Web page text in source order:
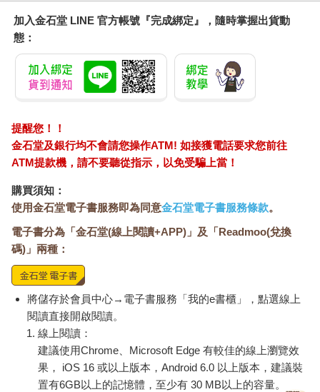
村、一個城市、一個國家，整個地球就需要龐大的能量去運作、
發展和改變。我們在不同的地方燃了一些能量點去接收，連結把
這些能量用在適合的東西上。
至於用在那裡？小至醫好樓下的小狗，大至要改變大家的靈性覺
知。有些事情一個人做很難，能和同道一起做就熱鬧高興一點，
大家互相包容，無論有多麼天方夜談、怪力亂神，都會尊重去試
了，尤其是不同維度及次元的事情，更需要保持開放誠懇的態
度。古人認為千里傳音是異想天開的事，現在不就每人手上一個
電話嗎？飛機、大砲也是同類的事。
塔建造之迷，裡面所暗示的死後世界，不正是現代的神秘主義者
苦苦思量仍不得其解的嗎？哥貝克力石陣那些巨石和雕刻的圖案
要說的是什麼？復活節島的石像，麥田圈所要表達的訊息，都跟
我們很有切身關係，它們究竟從何而來？沒有一個問題我們能解
答。或許尋找答案的方法一開始就是不對的，當然這幾千年曾有
人滲透玄機留下提示，然而若沿用人類這五千年的思維模式，所
得的答案，卻相去甚遠。
洛娃想她們就是要努力找出這個答案，而且希望在途上把宇宙所
派來的任務儘量完成。她正想得出神，電話突然響起，是艾璣的
來電：「昨天晚上和素桑已經到了沙斯塔山，還租了一個小旅
館，這裡很熱鬧。要準備的都準備好了，現在和素桑坐著看星。
本來在這山頭野嶺人跡罕至，沒有光害下看星就很漂亮，再加上
在沙斯塔山隨時會看到飛碟就更加吸引。」
加入金石堂 LINE 官方帳號『完成綁定』，隨時掌握出貨動
態：
提醒您！！
金石堂及銀行均不會請您操作ATM! 如接獲電話要求您前往
ATM提款機，請不要聽從指示，以免受騙上當！
購買須知：
使用金石堂電子書服務即為同意金石堂電子書服務條款。
電子書分為「金石堂(線上閱讀+APP)」及「Readmoo(兌換
碼)」兩種：
將儲存於會員中心→電子書服務「我的e書櫃」，點選線上
閱讀直接開啟閱讀。
線上閱讀：
建議使用Chrome、Microsoft Edge 有較佳的線上瀏覽效
果， iOS 16 或以上版本，Android 6.0 以上版本，建議裝
置有6GB以上的記憶體，至少有 30 MB以上的容量。